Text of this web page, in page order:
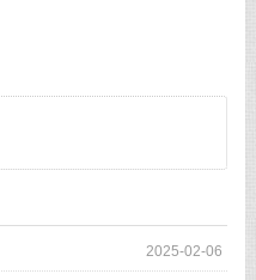
2025-02-06